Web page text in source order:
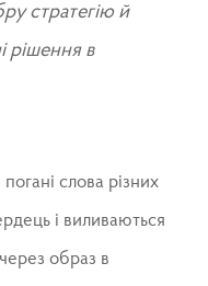
стратегію й
рішення в
слова різних
і виливаються
образ в